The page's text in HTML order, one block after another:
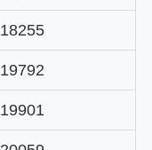
18255
19792
19901